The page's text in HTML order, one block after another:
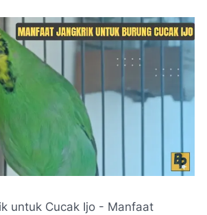
untuk Cucak Ijo - Manfaat